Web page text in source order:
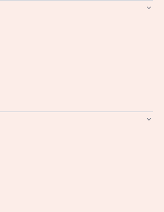
keyboard_arrow_down
keyboard_arrow_down